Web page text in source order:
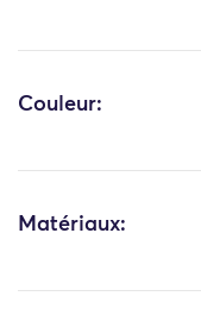
Couleur:
Matériaux: